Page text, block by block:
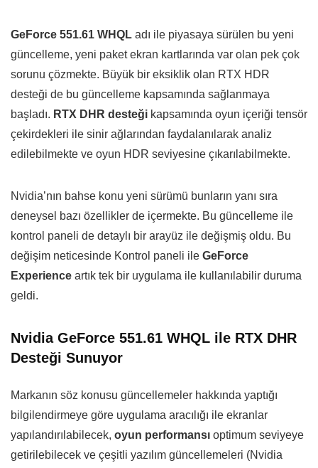
GeForce 551.61 WHQL adı ile piyasaya sürülen bu yeni
güncelleme, yeni paket ekran kartlarında var olan pek çok
sorunu çözmekte. Büyük bir eksiklik olan RTX HDR
desteği de bu güncelleme kapsamında sağlanmaya
başladı. RTX DHR desteği kapsamında oyun içeriği tensör
çekirdekleri ile sinir ağlarından faydalanılarak analiz
edilebilmekte ve oyun HDR seviyesine çıkarılabilmekte.
Nvidia’nın bahse konu yeni sürümü bunların yanı sıra
deneysel bazı özellikler de içermekte. Bu güncelleme ile
kontrol paneli de detaylı bir arayüz ile değişmiş oldu. Bu
değişim neticesinde Kontrol paneli ile GeForce
Experience artık tek bir uygulama ile kullanılabilir duruma
geldi.
Nvidia GeForce 551.61 WHQL ile RTX DHR
Desteği Sunuyor
Markanın söz konusu güncellemeler hakkında yaptığı
bilgilendirmeye göre uygulama aracılığı ile ekranlar
yapılandırılabilecek, oyun performansı optimum seviyeye
getirilebilecek ve çeşitli yazılım güncellemeleri (Nvidia